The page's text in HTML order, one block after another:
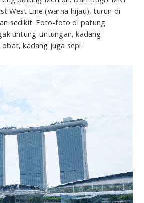
West Line (warna hijau), turun di
sedikit. Foto-foto di patung
untung-untungan, kadang
kadang juga sepi.